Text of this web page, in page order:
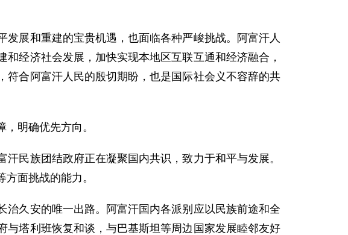
展和重建的宝贵机遇，也面临各种严峻挑战。阿富汗人
经济社会发展，加快实现本地区互联互通和经济融合，
合阿富汗人民的殷切期盼，也是国际社会义不容辞的共
明确优先方向。
民族团结政府正在凝聚国内共识，致力于和平与发展。
面挑战的能力。
久安的唯一出路。阿富汗国内各派别应以民族前途和全
塔利班恢复和谈，与巴基斯坦等周边国家发展睦邻友好